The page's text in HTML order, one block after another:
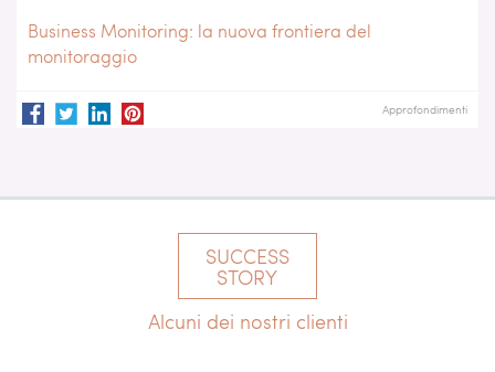
Business Monitoring: la nuova frontiera del
monitoraggio
Approfondimenti
SUCCESS
STORY
Alcuni dei nostri clienti